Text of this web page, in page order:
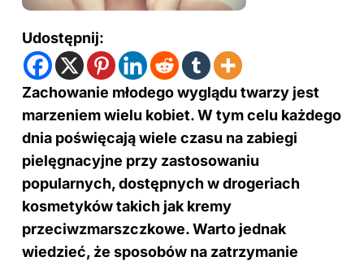
Udostępnij:
Zachowanie młodego wyglądu twarzy jest
marzeniem wielu kobiet. W tym celu każdego
dnia poświęcają wiele czasu na zabiegi
pielęgnacyjne przy zastosowaniu
popularnych, dostępnych w drogeriach
kosmetyków takich jak kremy
przeciwzmarszczkowe. Warto jednak
wiedzieć, że sposobów na zatrzymanie